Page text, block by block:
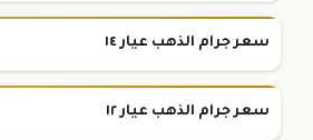
سعر جرام الذهب عيار ١٤
سعر جرام الذهب عيار ١٢